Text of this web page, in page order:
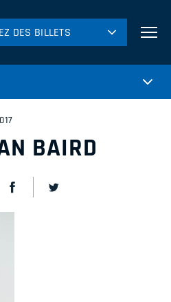
DES BILLETS
DES BILLETS
BAIRD